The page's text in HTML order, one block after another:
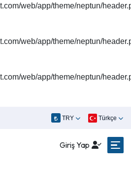
web/app/theme/neptun/
web/app/theme/neptun/
web/app/theme/neptun/
TRY Türkçe
Giriş Yap